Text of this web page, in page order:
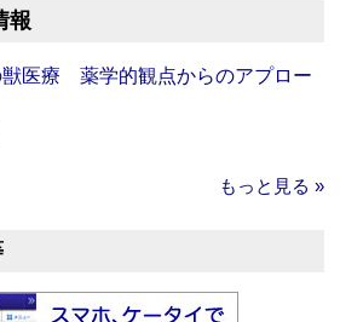
報
獣医療 薬学的観点からのアプロー
もっと見る »